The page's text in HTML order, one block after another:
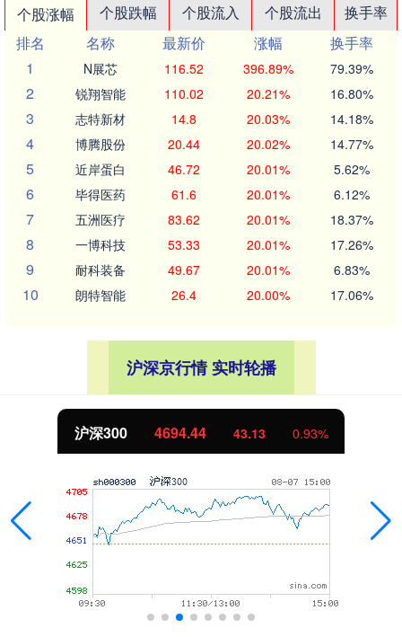
个股涨幅 个股跌幅 个股流入 个股流出
换手率
排名
名称 最新价 涨幅
换手率
1
N展芯 116.52 396.89% 79.39%
2 锐翔智能 110.02 20.21% 16.80%
3 志特新材 14.8 20.03% 14.18%
4 博腾股份 20.44 20.02% 14.77%
5 近岸蛋白 46.72 20.01% 5.62%
6 毕得医药 61.6 20.01% 6.12%
7 五洲医疗 83.62 20.01% 18.37%
8 一博科技 53.33 20.01% 17.26%
9 耐科装备 49.67 20.01% 6.83%
10 朗特智能 26.4 20.00% 17.06%
沪深京行情 实时轮播
北证50 1134.24 11.37 1.01%